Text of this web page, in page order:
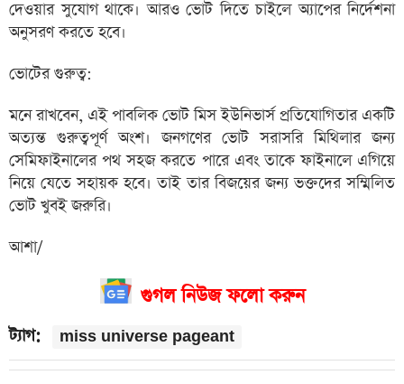
দেওয়ার সুযোগ থাকে। আরও ভোট দিতে চাইলে অ্যাপের নির্দেশনা
অনুসরণ করতে হবে।
ভোটের গুরুত্ব:
মনে রাখবেন, এই পাবলিক ভোট মিস ইউনিভার্স প্রতিযোগিতার একটি
অত্যন্ত গুরুত্বপূর্ণ অংশ। জনগণের ভোট সরাসরি মিথিলার জন্য
সেমিফাইনালের পথ সহজ করতে পারে এবং তাকে ফাইনালে এগিয়ে
নিয়ে যেতে সহায়ক হবে। তাই তার বিজয়ের জন্য ভক্তদের সম্মিলিত
ভোট খুবই জরুরি।
আশা/
গুগল নিউজ ফলো করুন
ট্যাগ: miss universe pageant